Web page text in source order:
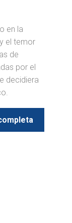
en la
el temor
de
por el
decidiera